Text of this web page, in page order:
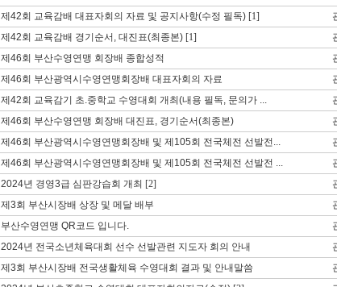
제42회 교육감배 대표자회의 자료 및 공지사항(수정 필독)[1]
제42회 교육감배 경기순서, 대진표(최종본)[1]
제46회 부산수영연맹 회장배 종합성적
제46회 부산광역시수영연맹회장배 대표자회의 자료
제42회 교육감기 초.중학교 수영대회 개최(내용 필독, 문의가 ...
제46회 부산수영연맹 회장배 대진표, 경기순서(최종본)
제46회 부산광역시수영연맹회장배 및 제105회 전국체전 선발전...
제46회 부산광역시수영연맹회장배 및 제105회 전국체전 선발전 ...
2024년 경영3급 심판강습회 개최 [2]
제3회 부산시장배 상장 및 메달 배부
부산수영연맹 QR코드 입니다.
2024년 전국소년체육대회 선수 선발관련 지도자 회의 안내
제3회 부산시장배 전국생활체육 수영대회 결과 및 안내말씀